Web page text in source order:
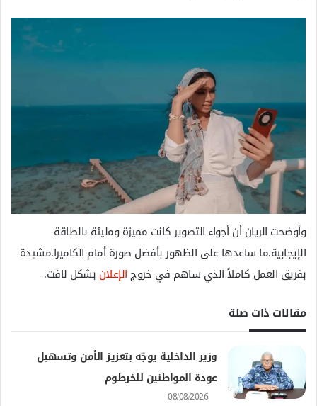
وأوضحت الريان أن أجواء التصوير كانت مميزة ومليئة بالطاقة
الإيجابية.ما ساعدها على الظهور بأفضل صورة أمام الكاميرا.مشيدة
بفريق العمل كاملاً الذي ساهم في خروجالإعلان بشكل لافت.
مقالات ذات صلة
وزير الداخلية يوجّه بتعزيز الأمن وتسهيل
عودة المواطنين للخرطوم
08/08/2026